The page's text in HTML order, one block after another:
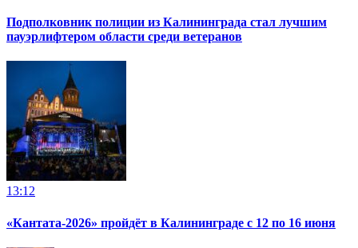
Подполковник полиции из Калининграда стал лучшим
пауэрлифтером области среди ветеранов
13:12
«Кантата-2026» пройдёт в Калининграде с 12 по 16 июня